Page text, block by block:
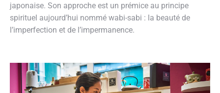
japonaise. Son approche est un prémice au principe
spirituel aujourd’hui nommé wabi-sabi : la beauté de
l’imperfection et de l’impermanence.